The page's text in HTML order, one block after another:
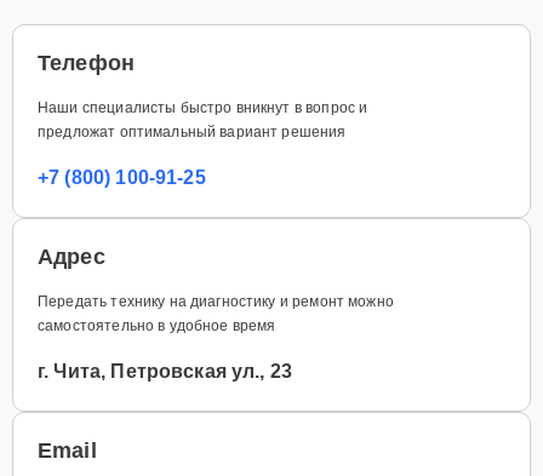
Телефон
Наши специалисты быстро вникнут в вопрос и
предложат оптимальный вариант решения
+7 (800) 100-91-25
Адрес
Передать технику на диагностику и ремонт можно
самостоятельно в удобное время
г. Чита, Петровская ул., 23
Email